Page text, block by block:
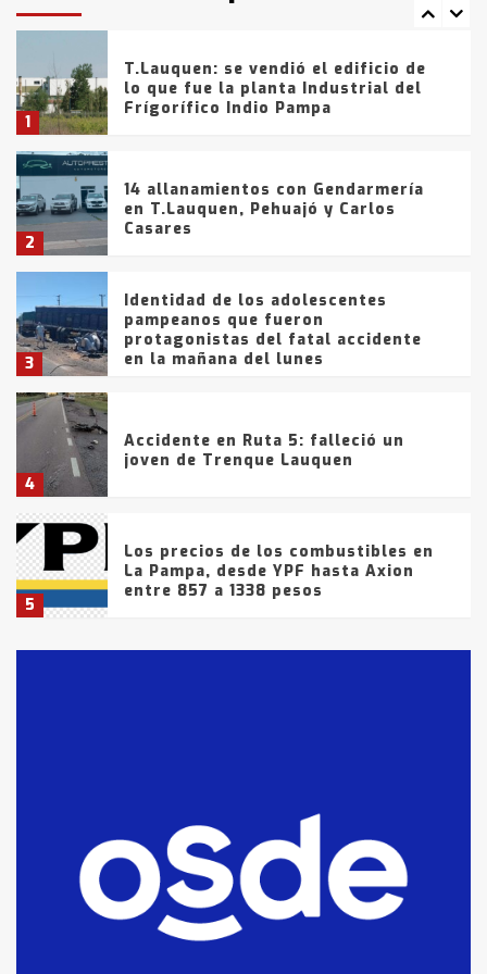
tarde del sábado
1
T.Lauquen: se vendió el edificio de
lo que fue la planta Industrial del
Frígorífico Indio Pampa
2
14 allanamientos con Gendarmería
en T.Lauquen, Pehuajó y Carlos
Casares
3
Identidad de los adolescentes
pampeanos que fueron
protagonistas del fatal accidente
en la mañana del lunes
4
Accidente en Ruta 5: falleció un
joven de Trenque Lauquen
5
Los precios de los combustibles en
La Pampa, desde YPF hasta Axion
entre 857 a 1338 pesos
fueron detenidos por
comercialización de drogas en la
tarde del sábado
T.Lauquen: se vendió el edificio de
lo que fue la planta Industrial del